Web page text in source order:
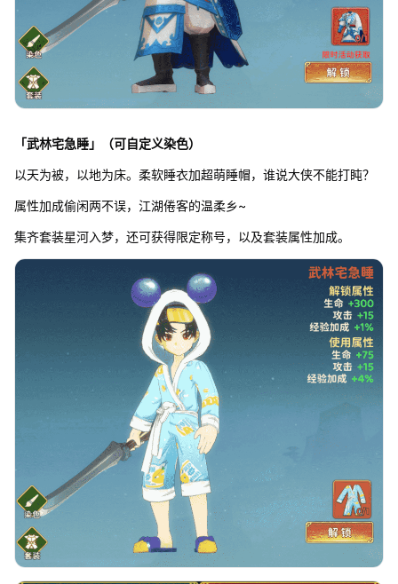
「武林宅急睡」（可自定义染色）
以天为被，以地为床。柔软睡衣加超萌睡帽，谁说大侠不能打盹？
属性加成偷闲两不误，江湖倦客的温柔乡~
集齐套装星河入梦，还可获得限定称号，以及套装属性加成。